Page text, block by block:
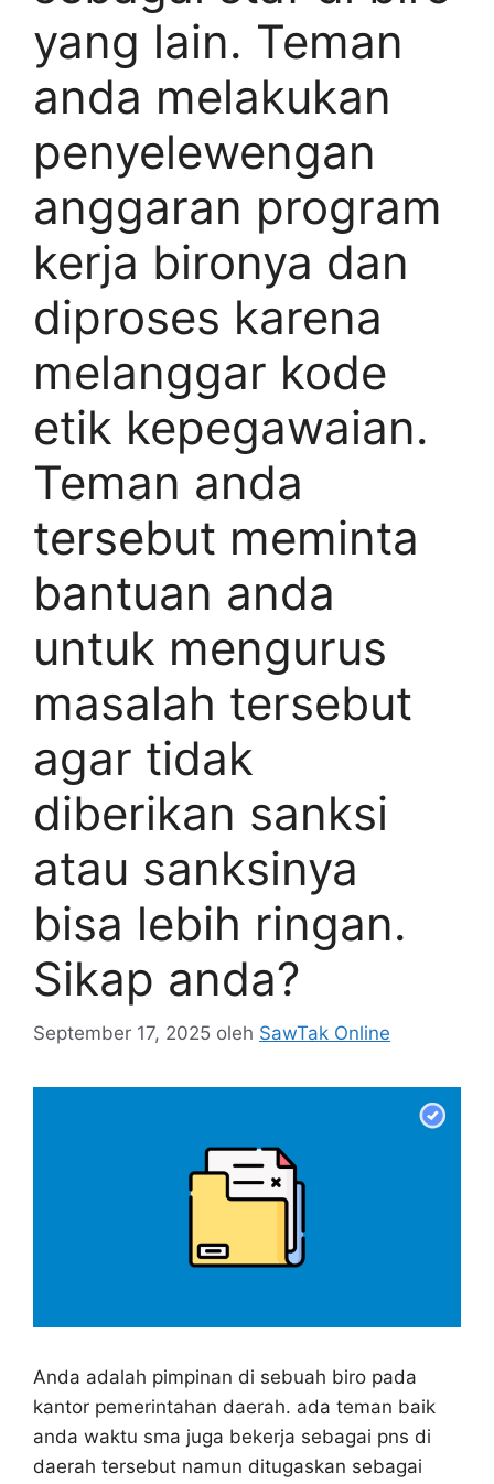
yang lain. Teman
anda melakukan
penyelewengan
anggaran program
kerja bironya dan
diproses karena
melanggar kode
etik kepegawaian.
Teman anda
tersebut meminta
bantuan anda
untuk mengurus
masalah tersebut
agar tidak
diberikan sanksi
atau sanksinya
bisa lebih ringan.
Sikap anda?
September 17, 2025 oleh SawTak Online
Anda adalah pimpinan di sebuah biro pada
kantor pemerintahan daerah. ada teman baik
anda waktu sma juga bekerja sebagai pns di
daerah tersebut namun ditugaskan sebagai